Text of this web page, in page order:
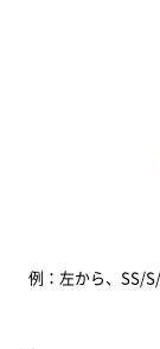
例： 左から、SS/